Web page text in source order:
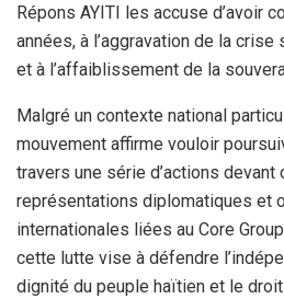
Répons AYITI les accuse d’avoir
années, à l’aggravation de la
et à l’affaiblissement de la
Malgré un contexte national
mouvement affirme vouloir
travers une série d’actions devant
représentations diplomatiques et
internationales liées au Core
cette lutte vise à défendre
dignité du peuple haïtien et le